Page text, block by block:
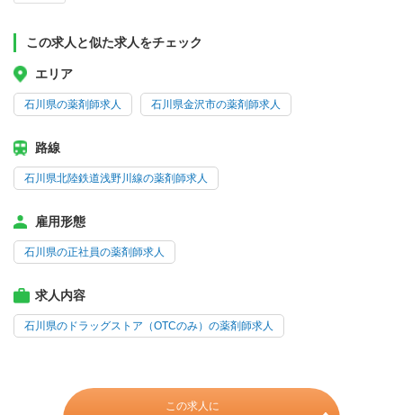
この求人と似た求人をチェック
エリア
石川県の薬剤師求人 石川県金沢市の薬剤師求人
路線
石川県北陸鉄道浅野川線の薬剤師求人
雇用形態
石川県の正社員の薬剤師求人
求人内容
石川県のドラッグストア（OTCのみ）の薬剤師求人
この求人に